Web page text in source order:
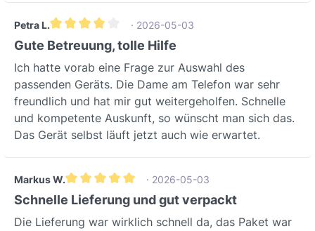
Petra L.
Durchschnittliche Bewertung von 4 von 5 Sternen
· 2026-05-03
Gute Betreuung, tolle Hilfe
Ich hatte vorab eine Frage zur Auswahl des
passenden Geräts. Die Dame am Telefon war sehr
freundlich und hat mir gut weitergeholfen. Schnelle
und kompetente Auskunft, so wünscht man sich das.
Das Gerät selbst läuft jetzt auch wie erwartet.
Markus W.
Durchschnittliche Bewertung von 5 von 5 Sternen
· 2026-05-03
Schnelle Lieferung und gut verpackt
Die Lieferung war wirklich schnell da, das Paket war